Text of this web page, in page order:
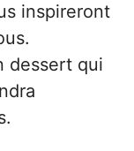
inspireront
dessert qui